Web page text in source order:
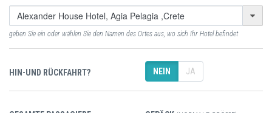
geben Sie ein oder wählen Sie den Namen des Ortes aus, wo sich Ihr Hotel befindet
HIN-UND RÜCKFAHRT? NEIN JA